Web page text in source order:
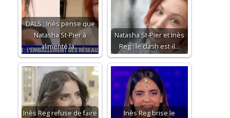
DALS : Inès pense que
Natasha St-Pier à
alimenté la…
Natasha St-Pier et Inès
Reg : le clash est-il…
Inès Reg refuse de faire
Inès Reg brise le